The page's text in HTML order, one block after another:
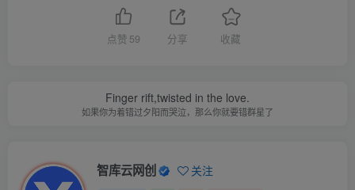
点赞 59 分享 收藏
Finger rift,twisted in the love.
如果你为着错过夕阳而哭泣，那么你就要错群星了
智库云网创 关注